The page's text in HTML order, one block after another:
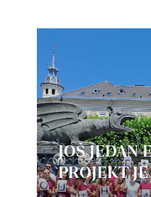
JOŠ JEDAN
PROJEKT